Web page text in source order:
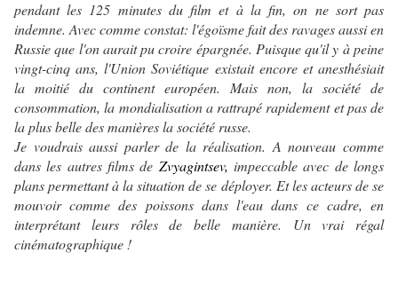
pendant les 125 minutes du film et à la fin, on ne sort pas
indemne. Avec comme constat: l'égoïsme fait des ravages aussi en
Russie que l'on aurait pu croire épargnée. Puisque qu'il y à peine
vingt-cinq ans, l'Union Soviétique existait encore et anesthésiait
la moitié du continent européen. Mais non, la société de
consommation, la mondialisation a rattrapé rapidement et pas de
la plus belle des manières la société russe.
Je voudrais aussi parler de la réalisation. A nouveau comme
dans les autres films de Zvyagintsev, impeccable avec de longs
plans permettant à la situation de se déployer. Et les acteurs de se
mouvoir comme des poissons dans l'eau dans ce cadre, en
interprétant leurs rôles de belle manière. Un vrai régal
cinématographique !